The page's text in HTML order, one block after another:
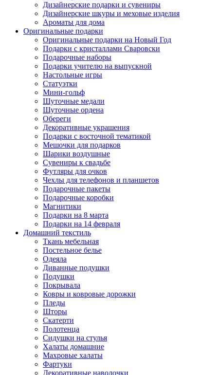
Дизайнерские подарки и сувениры
Дизайнерские шкуры и меховые изделия
Ароматы для дома
Оригинальные подарки
Оригинальные подарки на Новый Год
Подарки с кристаллами Сваровски
Подарочные наборы
Подарки учителю на выпускной
Настольные игры
Статуэтки
Мини-гольф
Шуточные медали
Шуточные ордена
Обереги
Декоративные украшения
Подарки с восточной тематикой
Мешочки для подарков
Шарики воздушные
Сувениры к свадьбе
Футляры для очков
Чехлы для телефонов и планшетов
Подарочные пакеты
Подарочные коробки
Магнитики
Подарки на 8 марта
Подарки на 14 февраля
Домашний текстиль
Ткань мебельная
Постельное белье
Одеяла
Диванные подушки
Подушки
Покрывала
Ковры и ковровые дорожки
Пледы
Шторы
Скатерти
Полотенца
Сидушки на стулья
Халаты домашние
Махровые халаты
Фартуки
Декоративные наволочки